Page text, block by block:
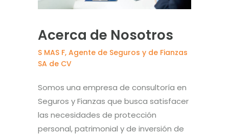
Acerca de Nosotros
S MAS F, Agente de Seguros y de Fianzas
SA de CV
Somos una empresa de consultoría en
Seguros y Fianzas que busca satisfacer
las necesidades de protección
personal, patrimonial y de inversión de